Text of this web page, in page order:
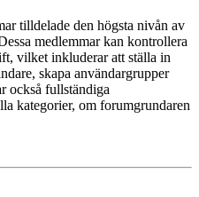
tilldelade den högsta nivån av
medlemmar kan kontrollera
vilket inkluderar att ställa in
skapa användargrupper
också fullständiga
kategorier, om forumgrundaren